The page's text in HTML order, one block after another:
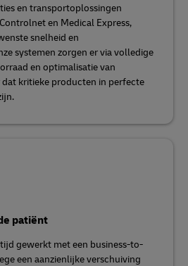
en transportoplossingen
en Medical Express,
snelheid en
systemen zorgen er via volledige
en optimalisatie van
kritieke producten in perfecte
patiënt
gewerkt met een business-to-
een aanzienlijke verschuiving